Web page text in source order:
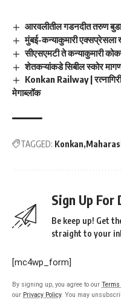
आरवलीतील गडनदीत तरुण
मुंबई-कन्याकुमारी एक्सप्रेसला
सीएसएमटी ते कन्याकुमारी
शेतकऱ्यांकडे सिबील स्कोर
Konkan Railway |
मेगाब्लॉक
TAGGED: Konkan
Sign Up
Be keep up! Get
straight to your
[mc4wp_form]
By signing up, you agree to our
our Privacy Policy. You may